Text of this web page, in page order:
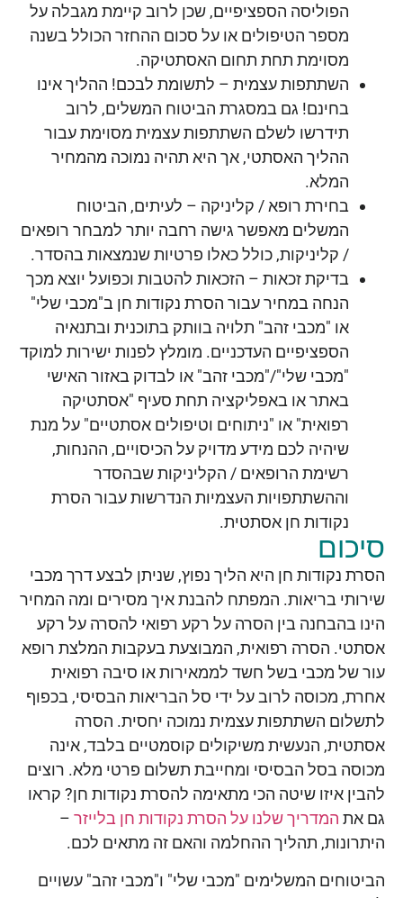
הפוליסה הספציפיים, שכן לרוב קיימת מגבלה על
מספר הטיפולים או על סכום ההחזר הכולל בשנה
מסוימת תחת תחום האסתטיקה.
השתתפות עצמית – לתשומת לבכם! ההליך אינו
בחינם! גם במסגרת הביטוח המשלים, לרוב
תידרשו לשלם השתתפות עצמית מסוימת עבור
ההליך האסתטי, אך היא תהיה נמוכה מהמחיר
המלא.
בחירת רופא / קליניקה – לעיתים, הביטוח
המשלים מאפשר גישה רחבה יותר למבחר רופאים
/ קליניקות, כולל כאלו פרטיות שנמצאות בהסדר.
בדיקת זכאות – הזכאות להטבות וכפועל יוצא מכך
הנחה במחיר עבור הסרת נקודות חן ב"מכבי שלי"
או "מכבי זהב" תלויה בוותק בתוכנית ובתנאיה
הספציפיים העדכניים. מומלץ לפנות ישירות למוקד
"מכבי שלי"/"מכבי זהב" או לבדוק באזור האישי
באתר או באפליקציה תחת סעיף "אסתטיקה
רפואית" או "ניתוחים וטיפולים אסתטיים" על מנת
שיהיה לכם מידע מדויק על הכיסויים, ההנחות,
רשימת הרופאים / הקליניקות שבהסדר
וההשתתפויות העצמיות הנדרשות עבור הסרת
נקודות חן אסתטית.
סיכום
הסרת נקודות חן היא הליך נפוץ, שניתן לבצע דרך מכבי
שירותי בריאות. המפתח להבנת איך מסירים ומה המחיר
הינו בהבחנה בין הסרה על רקע רפואי להסרה על רקע
אסתטי. הסרה רפואית, המבוצעת בעקבות המלצת רופא
עור של מכבי בשל חשד לממאירות או סיבה רפואית
אחרת, מכוסה לרוב על ידי סל הבריאות הבסיסי, בכפוף
לתשלום השתתפות עצמית נמוכה יחסית. הסרה
אסתטית, הנעשית משיקולים קוסמטיים בלבד, אינה
מכוסה בסל הבסיסי ומחייבת תשלום פרטי מלא. רוצים
להבין איזו שיטה הכי מתאימה להסרת נקודות חן? קראו
גם את המדריך שלנו על הסרת נקודות חן בלייזר –
היתרונות, תהליך ההחלמה והאם זה מתאים לכם.
הביטוחים המשלימים "מכבי שלי" ו"מכבי זהב" עשויים